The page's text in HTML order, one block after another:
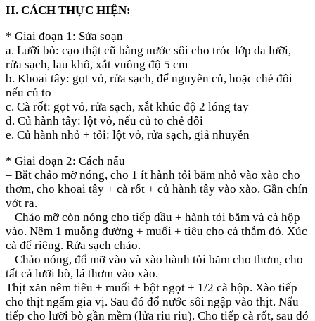
II. CÁCH THỰC HIỆN:
* Giai đoạn 1: Sửa soạn
a. Lưỡi bò: cạo thật cũ bằng nước sôi cho tróc lớp da lưỡi,
rửa sạch, lau khô, xắt vuông độ 5 cm
b. Khoai tây: gọt vỏ, rửa sạch, để nguyên củ, hoặc chẻ đôi
nếu củ to
c. Cà rốt: gọt vỏ, rửa sạch, xắt khúc độ 2 lóng tay
d. Củ hành tây: lột vỏ, nếu củ to chẻ đôi
e. Củ hành nhỏ + tỏi: lột vỏ, rửa sạch, giả nhuyễn
* Giai đoạn 2: Cách nấu
– Bắt chảo mỡ nóng, cho 1 ít hành tỏi băm nhỏ vào xào cho
thơm, cho khoai tây + cà rốt + củ hành tây vào xào. Gần chín
vớt ra.
– Chảo mỡ còn nóng cho tiếp dầu + hành tỏi băm và cà hộp
vào. Nêm 1 muỗng đường + muối + tiêu cho cà thắm đỏ. Xúc
cà để riêng. Rửa sạch chảo.
– Chảo nóng, đổ mỡ vào và xào hành tỏi băm cho thơm, cho
tất cả lưỡi bò, lá thơm vào xào.
Thịt xăn nêm tiêu + muối + bột ngọt + 1/2 cà hộp. Xào tiếp
cho thịt ngấm gia vị. Sau đó đổ nước sôi ngập vào thịt. Nấu
tiếp cho lưỡi bò gần mềm (lửa riu riu). Cho tiếp cà rốt, sau đó